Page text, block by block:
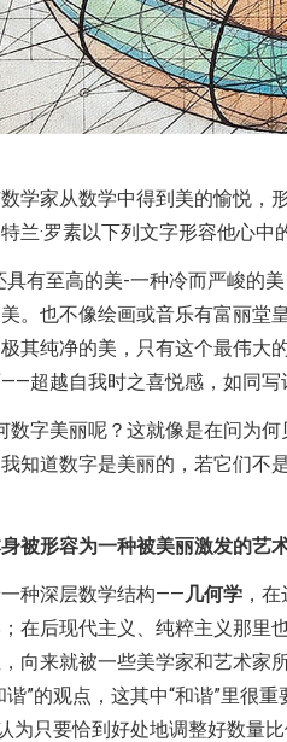
学家从数学中得到美的愉悦，
兰·罗素以下列文字形容他心中
有至高的美-一种冷而严峻的
。也不像绘画或音乐有富丽堂
其纯净的美，只有这个最伟大
超越自我时之喜悦感，如同写
数字美丽呢？这就像是在问为
知道数字是美丽的，若它们不
被形容为一种被美丽激发的艺术
种深层数学结构—— 几何学 ，
在后现代主义、纯粹主义那里
向来就被一些美学家和艺术家
”的观点，这其中“和谐”里很
为只要恰到好处地调整好数量